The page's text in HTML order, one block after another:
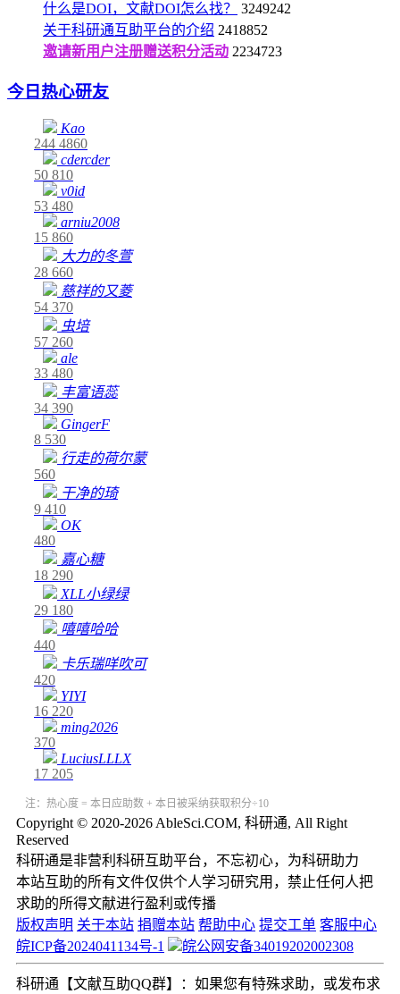
什么是DOI，文献DOI怎么找？
3249242
关于科研通互助平台的介绍 2418852
邀请新用户注册赠送积分活动 2234723
今日热心研友
Kao
244 4860
cdercder
50 810
v0id
53 480
arniu2008
15 860
大力的冬萱
28 660
慈祥的又菱
54 370
虫培
57 260
ale
33 480
丰富语蕊
34 390
GingerF
8 530
行走的荷尔蒙
560
干净的琦
9 410
OK
480
嘉心糖
18 290
XLL小绿绿
29 180
嘻嘻哈哈
440
卡乐瑞咩吹可
420
YIYI
16 220
ming2026
370
LuciusLLLX
17 205
注：热心度 = 本日应助数 + 本日被采纳获取积分÷10
Copyright © 2020-2026 AbleSci.COM, 科研通, All Right
Reserved
科研通是非营利科研互助平台，不忘初心，为科研助力
本站互助的所有文件仅供个人学习研究用，禁止任何人把
求助的所得文献进行盈利或传播
版权声明 关于本站 捐赠本站 帮助中心 提交工单 客服中心
皖ICP备2024041134号-1
皖公网安备34019202002308
科研通【文献互助QQ群】：如果您有特殊求助，或发布求